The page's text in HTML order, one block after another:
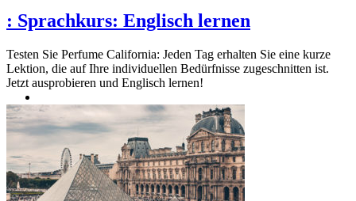
: Sprachkurs: Englisch lernen
Testen Sie Perfume California: Jeden Tag erhalten Sie eine kurze
Lektion, die auf Ihre individuellen Bedürfnisse zugeschnitten ist.
Jetzt ausprobieren und Englisch lernen!